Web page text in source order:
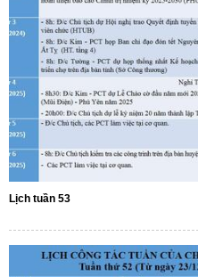
Lịch tuần 53